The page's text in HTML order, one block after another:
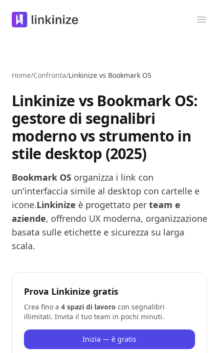
Linkinize
Apri
Home/Confronta/Linkinize vs Bookmark OS
Linkinize vs Bookmark OS:
gestore di segnalibri
moderno vs strumento in
stile desktop (2025)
Bookmark OS organizza i link con
un'interfaccia simile al desktop con cartelle e
icone.Linkinize è progettato per team e
aziende, offrendo UX moderna, organizzazione
basata sulle etichette e sicurezza su larga
scala.
Prova Linkinize gratis
Crea fino a 4 spazi di lavoro con segnalibri
illimitati. Invita il tuo team in pochi minuti.
Inizia — è gratis